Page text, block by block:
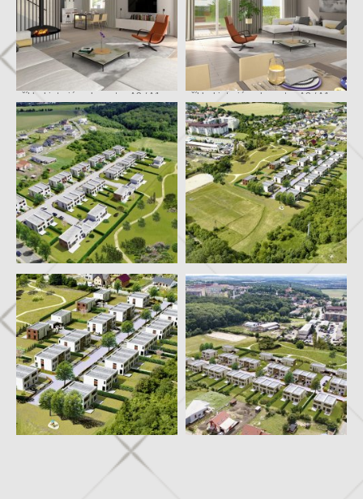
příklad interiéru domu typ A3 / A1 příklad interiéru domu typ A3 / A1